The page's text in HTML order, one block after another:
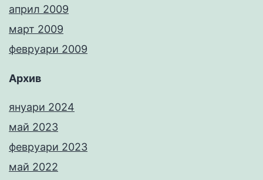
април 2009
март 2009
февруари 2009
Архив
януари 2024
май 2023
февруари 2023
май 2022